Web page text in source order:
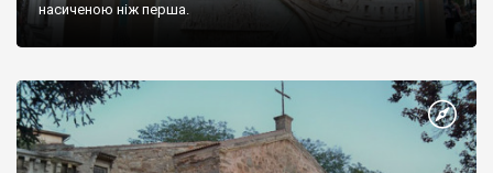
насиченою ніж перша.